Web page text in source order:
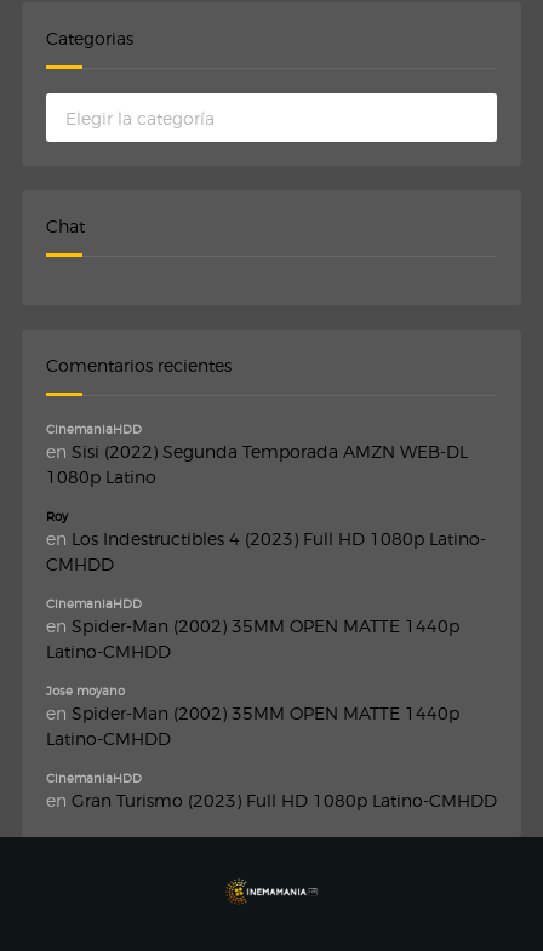
Categorias
Categorias
Chat
Comentarios recientes
CinemaniaHDD
en Sisi (2022) Segunda Temporada AMZN WEB-DL
1080p Latino
Roy
en Los Indestructibles 4 (2023) Full HD 1080p Latino-
CMHDD
CinemaniaHDD
en Spider-Man (2002) 35MM OPEN MATTE 1440p
Latino-CMHDD
Jose moyano
en Spider-Man (2002) 35MM OPEN MATTE 1440p
Latino-CMHDD
CinemaniaHDD
en Gran Turismo (2023) Full HD 1080p Latino-CMHDD